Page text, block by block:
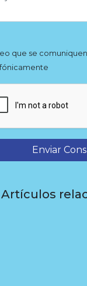
que se comuniquen
Enviar
Artículos